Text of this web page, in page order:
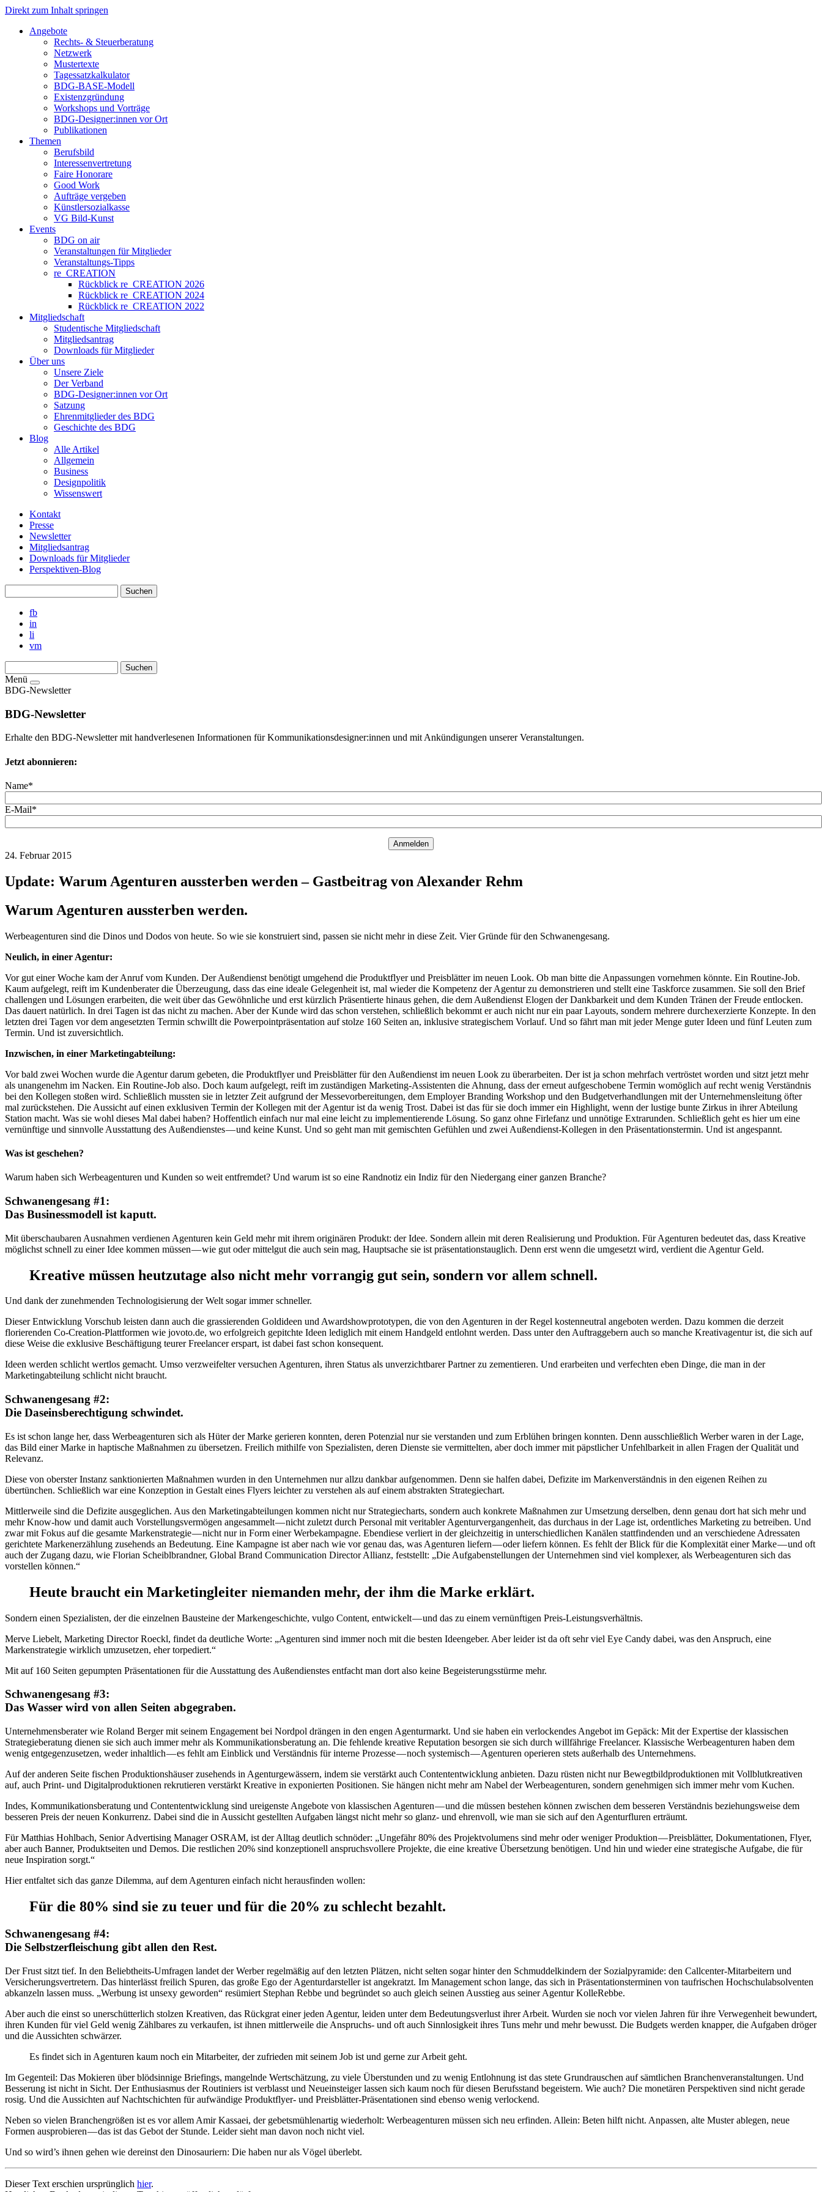
Direkt zum Inhalt springen
Angebote
Rechts- & Steuerberatung
Netzwerk
Mustertexte
Tagessatzkalkulator
BDG-BASE-Modell
Existenzgründung
Workshops und Vorträge
BDG-Designer:innen vor Ort
Publikationen
Themen
Berufsbild
Interessenvertretung
Faire Honorare
Good Work
Aufträge vergeben
Künstlersozialkasse
VG Bild-Kunst
Events
BDG on air
Veranstaltungen für Mitglieder
Veranstaltungs-Tipps
re_CREATION
Rückblick re_CREATION 2026
Rückblick re_CREATION 2024
Rückblick re_CREATION 2022
Mitgliedschaft
Studentische Mitgliedschaft
Mitgliedsantrag
Downloads für Mitglieder
Über uns
Unsere Ziele
Der Verband
BDG-Designer:innen vor Ort
Satzung
Ehrenmitglieder des BDG
Geschichte des BDG
Blog
Alle Artikel
Allgemein
Business
Designpolitik
Wissenswert
Kontakt
Presse
Newsletter
Mitgliedsantrag
Downloads für Mitglieder
Perspektiven-Blog
fb
in
li
vm
Menü
BDG-Newsletter
BDG-Newsletter
Erhalte den BDG-Newsletter mit handverlesenen Informationen für Kommunikationsdesigner:innen und mit Ankündigungen unserer Veranstaltungen.
Jetzt abonnieren:
Name*
E-Mail*
Anmelden
24. Februar 2015
Update: Warum Agenturen aussterben werden – Gastbeitrag von Alexander Rehm
Warum Agenturen aussterben werden.
Werbeagenturen sind die Dinos und Dodos von heute. So wie sie konstruiert sind, passen sie nicht mehr in diese Zeit. Vier Gründe für den Schwanengesang.
Neulich, in einer Agentur:
Vor gut einer Woche kam der Anruf vom Kunden. Der Außendienst benötigt umgehend die Produktflyer und Preisblätter im neuen Look. Ob man bitte die Anpassungen vornehmen könnte. Ein Routine-Job.
Kaum aufgelegt, reift im Kundenberater die Überzeugung, dass das eine ideale Gelegenheit ist, mal wieder die Kompetenz der Agentur zu demonstrieren und stellt eine Taskforce zusammen. Sie soll den Brief
challengen und Lösungen erarbeiten, die weit über das Gewöhnliche und erst kürzlich Präsentierte hinaus gehen, die dem Außendienst Elogen der Dankbarkeit und dem Kunden Tränen der Freude entlocken.
Das dauert natürlich. In drei Tagen ist das nicht zu machen. Aber der Kunde wird das schon verstehen, schließlich bekommt er auch nicht nur ein paar Layouts, sondern mehrere durchexerzierte Konzepte. In den
letzten drei Tagen vor dem angesetzten Termin schwillt die Powerpointpräsentation auf stolze 160 Seiten an, inklusive strategischem Vorlauf. Und so fährt man mit jeder Menge guter Ideen und fünf Leuten zum
Termin. Und ist zuversichtlich.
Inzwischen, in einer Marketingabteilung:
Vor bald zwei Wochen wurde die Agentur darum gebeten, die Produktflyer und Preisblätter für den Außendienst im neuen Look zu überarbeiten. Der ist ja schon mehrfach vertröstet worden und sitzt jetzt mehr
als unangenehm im Nacken. Ein Routine-Job also. Doch kaum aufgelegt, reift im zuständigen Marketing-Assistenten die Ahnung, dass der erneut aufgeschobene Termin womöglich auf recht wenig Verständnis
bei den Kollegen stoßen wird. Schließlich mussten sie in letzter Zeit aufgrund der Messevorbereitungen, dem Employer Branding Workshop und den Budgetverhandlungen mit der Unternehmensleitung öfter
mal zurückstehen. Die Aussicht auf einen exklusiven Termin der Kollegen mit der Agentur ist da wenig Trost. Dabei ist das für sie doch immer ein Highlight, wenn der lustige bunte Zirkus in ihrer Abteilung
Station macht. Was sie wohl dieses Mal dabei haben? Hoffentlich einfach nur mal eine leicht zu implementierende Lösung. So ganz ohne Firlefanz und unnötige Extrarunden. Schließlich geht es hier um eine
vernünftige und sinnvolle Ausstattung des Außendienstes — und keine Kunst. Und so geht man mit gemischten Gefühlen und zwei Außendienst-Kollegen in den Präsentationstermin. Und ist angespannt.
Was ist geschehen?
Warum haben sich Werbeagenturen und Kunden so weit entfremdet? Und warum ist so eine Randnotiz ein Indiz für den Niedergang einer ganzen Branche?
Schwanengesang #1:
Das Businessmodell ist kaputt.
Mit überschaubaren Ausnahmen verdienen Agenturen kein Geld mehr mit ihrem originären Produkt: der Idee. Sondern allein mit deren Realisierung und Produktion. Für Agenturen bedeutet das, dass Kreative
möglichst schnell zu einer Idee kommen müssen — wie gut oder mittelgut die auch sein mag, Hauptsache sie ist präsentationstauglich. Denn erst wenn die umgesetzt wird, verdient die Agentur Geld.
Kreative müssen heutzutage also nicht mehr vorrangig gut sein, sondern vor allem schnell.
Und dank der zunehmenden Technologisierung der Welt sogar immer schneller.
Dieser Entwicklung Vorschub leisten dann auch die grassierenden Goldideen und Awardshowprototypen, die von den Agenturen in der Regel kostenneutral angeboten werden. Dazu kommen die derzeit
florierenden Co-Creation-Plattformen wie jovoto.de, wo erfolgreich gepitchte Ideen lediglich mit einem Handgeld entlohnt werden. Dass unter den Auftraggebern auch so manche Kreativagentur ist, die sich auf
diese Weise die exklusive Beschäftigung teurer Freelancer erspart, ist dabei fast schon konsequent.
Ideen werden schlicht wertlos gemacht. Umso verzweifelter versuchen Agenturen, ihren Status als unverzichtbarer Partner zu zementieren. Und erarbeiten und verfechten eben Dinge, die man in der
Marketingabteilung schlicht nicht braucht.
Schwanengesang #2:
Die Daseinsberechtigung schwindet.
Es ist schon lange her, dass Werbeagenturen sich als Hüter der Marke gerieren konnten, deren Potenzial nur sie verstanden und zum Erblühen bringen konnten. Denn ausschließlich Werber waren in der Lage,
das Bild einer Marke in haptische Maßnahmen zu übersetzen. Freilich mithilfe von Spezialisten, deren Dienste sie vermittelten, aber doch immer mit päpstlicher Unfehlbarkeit in allen Fragen der Qualität und
Relevanz.
Diese von oberster Instanz sanktionierten Maßnahmen wurden in den Unternehmen nur allzu dankbar aufgenommen. Denn sie halfen dabei, Defizite im Markenverständnis in den eigenen Reihen zu
übertünchen. Schließlich war eine Konzeption in Gestalt eines Flyers leichter zu verstehen als auf einem abstrakten Strategiechart.
Mittlerweile sind die Defizite ausgeglichen. Aus den Marketingabteilungen kommen nicht nur Strategiecharts, sondern auch konkrete Maßnahmen zur Umsetzung derselben, denn genau dort hat sich mehr und
mehr Know-how und damit auch Vorstellungsvermögen angesammelt — nicht zuletzt durch Personal mit veritabler Agenturvergangenheit, das durchaus in der Lage ist, ordentliches Marketing zu betreiben. Und
zwar mit Fokus auf die gesamte Markenstrategie — nicht nur in Form einer Werbekampagne. Ebendiese verliert in der gleichzeitig in unterschiedlichen Kanälen stattfindenden und an verschiedene Adressaten
gerichtete Markenerzählung zusehends an Bedeutung. Eine Kampagne ist aber nach wie vor genau das, was Agenturen liefern — oder liefern können. Es fehlt der Blick für die Komplexität einer Marke — und oft
auch der Zugang dazu, wie Florian Scheiblbrandner, Global Brand Communication Director Allianz, feststellt: „Die Aufgabenstellungen der Unternehmen sind viel komplexer, als Werbeagenturen sich das
vorstellen können.“
Heute braucht ein Marketingleiter niemanden mehr, der ihm die Marke erklärt.
Sondern einen Spezialisten, der die einzelnen Bausteine der Markengeschichte, vulgo Content, entwickelt — und das zu einem vernünftigen Preis-Leistungsverhältnis.
Merve Liebelt, Marketing Director Roeckl, findet da deutliche Worte: „Agenturen sind immer noch mit die besten Ideengeber. Aber leider ist da oft sehr viel Eye Candy dabei, was den Anspruch, eine
Markenstrategie wirklich umzusetzen, eher torpediert.“
Mit auf 160 Seiten gepumpten Präsentationen für die Ausstattung des Außendienstes entfacht man dort also keine Begeisterungsstürme mehr.
Schwanengesang #3:
Das Wasser wird von allen Seiten abgegraben.
Unternehmensberater wie Roland Berger mit seinem Engagement bei Nordpol drängen in den engen Agenturmarkt. Und sie haben ein verlockendes Angebot im Gepäck: Mit der Expertise der klassischen
Strategieberatung dienen sie sich auch immer mehr als Kommunikationsberatung an. Die fehlende kreative Reputation besorgen sie sich durch willfährige Freelancer. Klassische Werbeagenturen haben dem
wenig entgegenzusetzen, weder inhaltlich — es fehlt am Einblick und Verständnis für interne Prozesse — noch systemisch — Agenturen operieren stets außerhalb des Unternehmens.
Auf der anderen Seite fischen Produktionshäuser zusehends in Agenturgewässern, indem sie verstärkt auch Contententwicklung anbieten. Dazu rüsten nicht nur Bewegtbildproduktionen mit Vollblutkreativen
auf, auch Print- und Digitalproduktionen rekrutieren verstärkt Kreative in exponierten Positionen. Sie hängen nicht mehr am Nabel der Werbeagenturen, sondern genehmigen sich immer mehr vom Kuchen.
Indes, Kommunikationsberatung und Contententwicklung sind ureigenste Angebote von klassischen Agenturen — und die müssen bestehen können zwischen dem besseren Verständnis beziehungsweise dem
besseren Preis der neuen Konkurrenz. Dabei sind die in Aussicht gestellten Aufgaben längst nicht mehr so glanz- und ehrenvoll, wie man sie sich auf den Agenturfluren erträumt.
Für Matthias Hohlbach, Senior Advertising Manager OSRAM, ist der Alltag deutlich schnöder: „Ungefähr 80% des Projektvolumens sind mehr oder weniger Produktion — Preisblätter, Dokumentationen, Flyer,
aber auch Banner, Produktseiten und Demos. Die restlichen 20% sind konzeptionell anspruchsvollere Projekte, die eine kreative Übersetzung benötigen. Und hin und wieder eine strategische Aufgabe, die für
neue Inspiration sorgt.“
Hier entfaltet sich das ganze Dilemma, auf dem Agenturen einfach nicht herausfinden wollen:
Für die 80% sind sie zu teuer und für die 20% zu schlecht bezahlt.
Schwanengesang #4:
Die Selbstzerfleischung gibt allen den Rest.
Der Frust sitzt tief. In den Beliebtheits-Umfragen landet der Werber regelmäßig auf den letzten Plätzen, nicht selten sogar hinter den Schmuddelkindern der Sozialpyramide: den Callcenter-Mitarbeitern und
Versicherungsvertretern. Das hinterlässt freilich Spuren, das große Ego der Agenturdarsteller ist angekratzt. Im Management schon lange, das sich in Präsentationsterminen von taufrischen Hochschulabsolventen
abkanzeln lassen muss. „Werbung ist unsexy geworden“ resümiert Stephan Rebbe und begründet so auch gleich seinen Ausstieg aus seiner Agentur KolleRebbe.
Aber auch die einst so unerschütterlich stolzen Kreativen, das Rückgrat einer jeden Agentur, leiden unter dem Bedeutungsverlust ihrer Arbeit. Wurden sie noch vor vielen Jahren für ihre Verwegenheit bewundert,
ihren Kunden für viel Geld wenig Zählbares zu verkaufen, ist ihnen mittlerweile die Anspruchs- und oft auch Sinnlosigkeit ihres Tuns mehr und mehr bewusst. Die Budgets werden knapper, die Aufgaben dröger
und die Aussichten schwärzer.
Es findet sich in Agenturen kaum noch ein Mitarbeiter, der zufrieden mit seinem Job ist und gerne zur Arbeit geht.
Im Gegenteil: Das Mokieren über blödsinnige Briefings, mangelnde Wertschätzung, zu viele Überstunden und zu wenig Entlohnung ist das stete Grundrauschen auf sämtlichen Branchenveranstaltungen. Und
Besserung ist nicht in Sicht. Der Enthusiasmus der Routiniers ist verblasst und Neueinsteiger lassen sich kaum noch für diesen Berufsstand begeistern. Wie auch? Die monetären Perspektiven sind nicht gerade
rosig. Und die Aussichten auf Nachtschichten für aufwändige Produktflyer- und Preisblätter-Präsentationen sind ebenso wenig verlockend.
Neben so vielen Branchengrößen ist es vor allem Amir Kassaei, der gebetsmühlenartig wiederholt: Werbeagenturen müssen sich neu erfinden. Allein: Beten hilft nicht. Anpassen, alte Muster ablegen, neue
Formen ausprobieren — das ist das Gebot der Stunde. Leider sieht man davon noch nicht viel.
Und so wird’s ihnen gehen wie dereinst den Dinosauriern: Die haben nur als Vögel überlebt.
Dieser Text erschien ursprünglich hier.